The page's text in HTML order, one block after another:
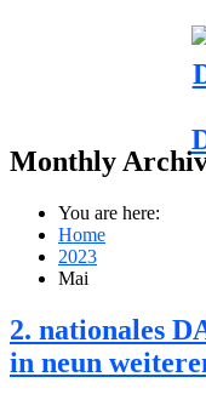
Monthly
You are here:
Home
2023
Mai
2. nationales
in neun